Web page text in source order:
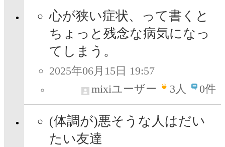
心が狭い症状、って書くと
ちょっと残念な病気になっ
てしまう。
2025年06月15日 19:57
mixiユーザー
3人 0件
(体調が)悪そうな人はだい
たい友達